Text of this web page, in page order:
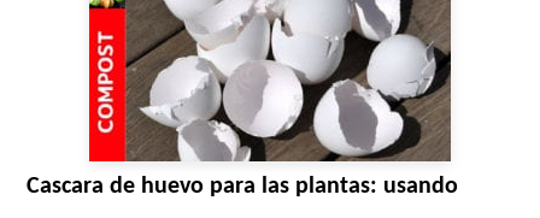
Cascara de huevo para las plantas: usando